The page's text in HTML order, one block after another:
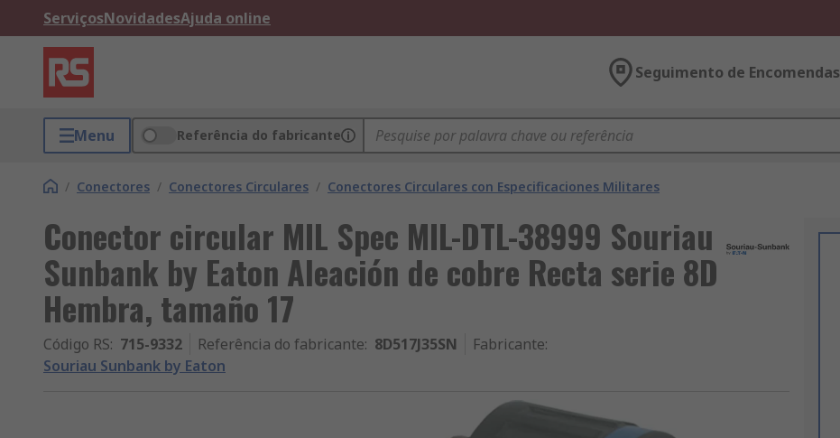
ServiçosNovidadesAjuda online
Seguimento de Encomendas
Menu Referência do fabricante
/ Conectores / Conectores Circulares / Conectores Circulares con Especificaciones Militares
Conector circular MIL Spec MIL-DTL-38999 Souriau
Sunbank by Eaton Aleación de cobre Recta serie 8D
Hembra, tamaño 17
Código RS: 715-9332 Referência do fabricante: 8D517J35SN Fabricante:
Souriau Sunbank by Eaton